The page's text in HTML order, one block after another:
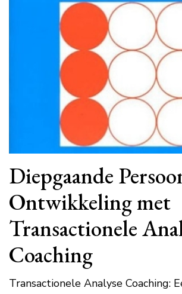
Diepgaande
Ontwikkeling met
Transactionele
Coaching
Transactionele Analyse Coaching: